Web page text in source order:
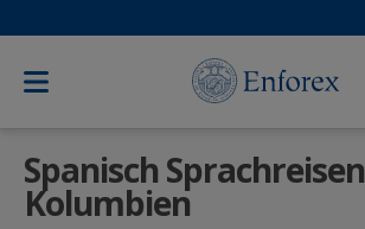
Spanisch Sprachreisen
Kolumbien